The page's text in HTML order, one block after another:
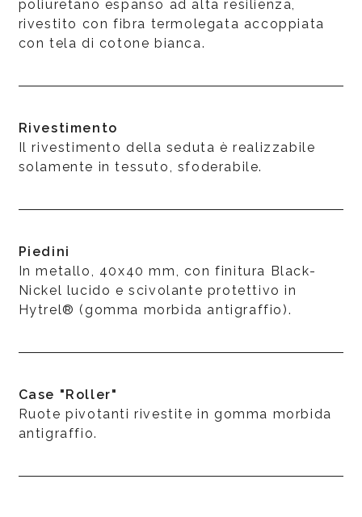
poliuretano espanso ad alta resilienza,
rivestito con fibra termolegata accoppiata
con tela di cotone bianca.
Rivestimento
Il rivestimento della seduta è realizzabile
solamente in tessuto, sfoderabile.
Piedini
In metallo, 40x40 mm, con finitura Black-
Nickel lucido e scivolante protettivo in
Hytrel® (gomma morbida antigraffio).
Case "Roller"
Ruote pivotanti rivestite in gomma morbida
antigraffio.